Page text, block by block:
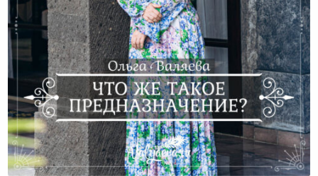
Что Же Такое Предназначение?